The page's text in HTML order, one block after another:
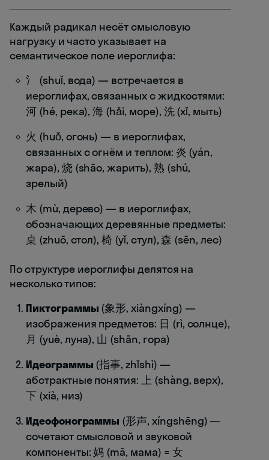
Каждый радикал несёт смысловую
нагрузку и часто указывает на
семантическое поле иероглифа:
氵 (shuǐ, вода) — встречается в
иероглифах, связанных с жидкостями:
河 (hé, река), 海 (hǎi, море), 洗 (xǐ, мыть)
火 (huǒ, огонь) — в иероглифах,
связанных с огнём и теплом: 炎 (yán,
жара), 烧 (shāo, жарить), 熟 (shú,
зрелый)
木 (mù, дерево) — в иероглифах,
обозначающих деревянные предметы:
桌 (zhuō, стол), 椅 (yǐ, стул), 森 (sēn, лес)
По структуре иероглифы делятся на
несколько типов:
Пиктограммы (象形, xiàngxíng) —
изображения предметов: 日 (rì, солнце),
月 (yuè, луна), 山 (shān, гора)
Идеограммы (指事, zhǐshì) —
абстрактные понятия: 上 (shàng, верх),
下 (xià, низ)
Идеофонограммы (形声, xíngshēng) —
сочетают смысловой и звуковой
компоненты: 妈 (mā, мама) = 女